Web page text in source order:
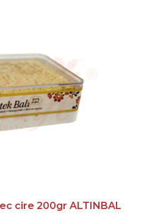
cire 200gr ALTINBAL